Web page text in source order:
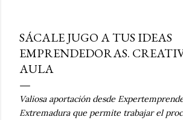
SÁCALE JUGO A TUS IDEAS
EMPRENDEDORAS.
AULA
Valiosa aportación desde
Extremadura que permite trabajar el